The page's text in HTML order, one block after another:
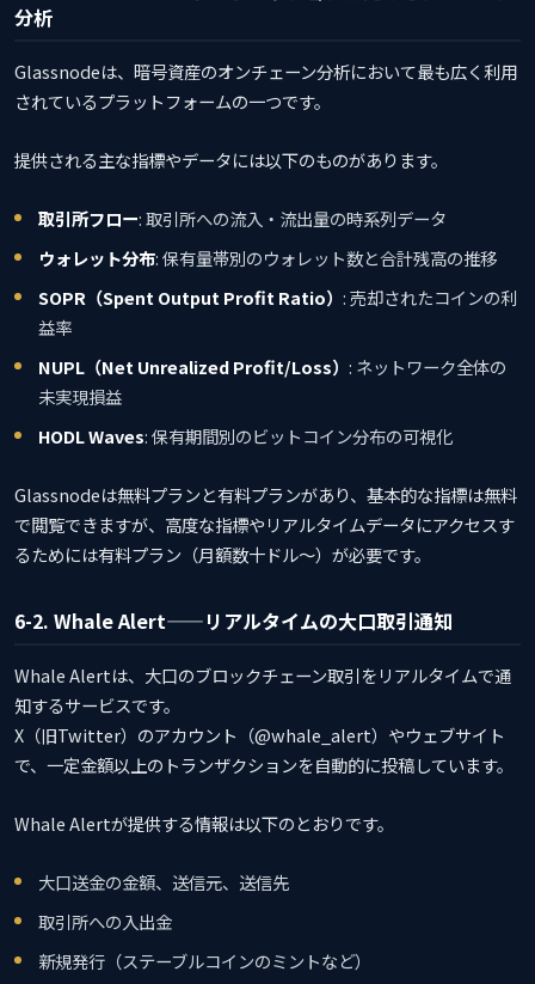
分析
Glassnodeは、暗号資産のオンチェーン分析において最も広く利用
されているプラットフォームの一つです。
提供される主な指標やデータには以下のものがあります。
取引所フロー: 取引所への流入・流出量の時系列データ
ウォレット分布: 保有量帯別のウォレット数と合計残高の推移
SOPR（Spent Output Profit Ratio） : 売却されたコインの利
益率
NUPL（Net Unrealized Profit/Loss） : ネットワーク全体の
未実現損益
HODL Waves: 保有期間別のビットコイン分布の可視化
Glassnodeは無料プランと有料プランがあり、基本的な指標は無料
で閲覧できますが、高度な指標やリアルタイムデータにアクセスす
るためには有料プラン（月額数十ドル〜）が必要です。
6-2. Whale Alert——リアルタイムの大口取引通知
Whale Alertは、大口のブロックチェーン取引をリアルタイムで通
知するサービスです。
X（旧Twitter）のアカウント（@whale_alert）やウェブサイト
で、一定金額以上のトランザクションを自動的に投稿しています。
Whale Alertが提供する情報は以下のとおりです。
大口送金の金額、送信元、送信先
取引所への入出金
新規発行（ステーブルコインのミントなど）